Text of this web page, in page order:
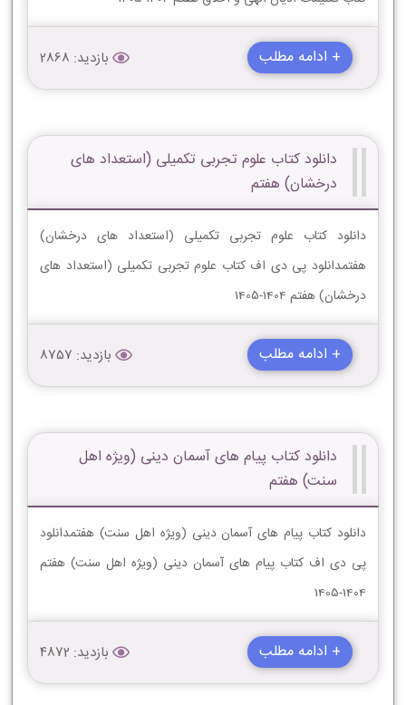
+ ادامه مطلب بازدید: 2868
دانلود کتاب علوم تجربی تکمیلی (استعداد های
درخشان) هفتم
دانلود کتاب علوم تجربی تکمیلی (استعداد های درخشان)
هفتمدانلود پی دی اف کتاب علوم تجربی تکمیلی (استعداد های
درخشان) هفتم 1404-1405
+ ادامه مطلب بازدید: 8757
دانلود کتاب پیام های آسمان دینی (ویژه اهل
سنت) هفتم
دانلود کتاب پیام های آسمان دینی (ویژه اهل سنت) هفتمدانلود
پی دی اف کتاب پیام های آسمان دینی (ویژه اهل سنت) هفتم
1404-1405
+ ادامه مطلب بازدید: 4872